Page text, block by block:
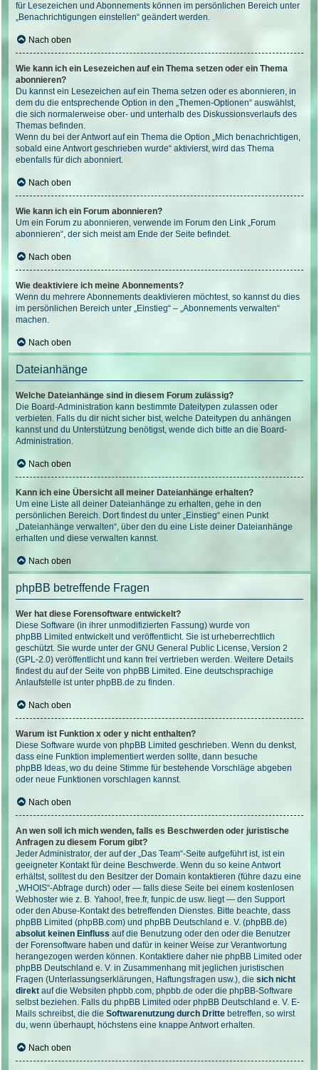
für Lesezeichen und Abonnements können im persönlichen Bereich unter
„Benachrichtigungen einstellen“ geändert werden.
Nach oben
Wie kann ich ein Lesezeichen auf ein Thema setzen oder ein Thema
abonnieren?
Du kannst ein Lesezeichen auf ein Thema setzen oder es abonnieren, in
dem du die entsprechende Option in den „Themen-Optionen“ auswählst,
die sich normalerweise ober- und unterhalb des Diskussionsverlaufs des
Themas befinden.
Wenn du bei der Antwort auf ein Thema die Option „Mich benachrichtigen,
sobald eine Antwort geschrieben wurde“ aktivierst, wird das Thema
ebenfalls für dich abonniert.
Nach oben
Wie kann ich ein Forum abonnieren?
Um ein Forum zu abonnieren, verwende im Forum den Link „Forum
abonnieren“, der sich meist am Ende der Seite befindet.
Nach oben
Wie deaktiviere ich meine Abonnements?
Wenn du mehrere Abonnements deaktivieren möchtest, so kannst du dies
im persönlichen Bereich unter „Einstieg“ – „Abonnements verwalten“
machen.
Nach oben
Dateianhänge
Welche Dateianhänge sind in diesem Forum zulässig?
Die Board-Administration kann bestimmte Dateitypen zulassen oder
verbieten. Falls du dir nicht sicher bist, welche Dateitypen du anhängen
kannst und du Unterstützung benötigst, wende dich bitte an die Board-
Administration.
Nach oben
Kann ich eine Übersicht all meiner Dateianhänge erhalten?
Um eine Liste all deiner Dateianhänge zu erhalten, gehe in den
persönlichen Bereich. Dort findest du unter „Einstieg“ einen Punkt
„Dateianhänge verwalten“, über den du eine Liste deiner Dateianhänge
erhalten und diese verwalten kannst.
Nach oben
phpBB betreffende Fragen
Wer hat diese Forensoftware entwickelt?
Diese Software (in ihrer unmodifizierten Fassung) wurde von
phpBB Limited entwickelt und veröffentlicht. Sie ist urheberrechtlich
geschützt. Sie wurde unter der GNU General Public License, Version 2
(GPL-2.0) veröffentlicht und kann frei vertrieben werden. Weitere Details
findest du auf der Seite von phpBB Limited . Eine deutschsprachige
Anlaufstelle ist unter phpBB.de zu finden.
Nach oben
Warum ist Funktion x oder y nicht enthalten?
Diese Software wurde von phpBB Limited geschrieben. Wenn du denkst,
dass eine Funktion implementiert werden sollte, dann besuche
phpBB Ideas, wo du deine Stimme für bestehende Vorschläge abgeben
oder neue Funktionen vorschlagen kannst.
Nach oben
An wen soll ich mich wenden, falls es Beschwerden oder juristische
Anfragen zu diesem Forum gibt?
Jeder Administrator, der auf der „Das Team“-Seite aufgeführt ist, ist ein
geeigneter Kontakt für deine Beschwerde. Wenn du so keine Antwort
erhältst, solltest du den Besitzer der Domain kontaktieren (führe dazu eine
„WHOIS“-Abfrage durch) oder — falls diese Seite bei einem kostenlosen
Webhoster wie z. B. Yahoo!, free.fr, funpic.de usw. liegt — den Support
oder den Abuse-Kontakt des betreffenden Dienstes. Bitte beachte, dass
phpBB Limited (phpBB.com) und phpBB Deutschland e. V. (phpBB.de)
absolut keinen Einfluss auf die Benutzung oder den oder die Benutzer
der Forensoftware haben und dafür in keiner Weise zur Verantwortung
herangezogen werden können. Kontaktiere daher nie phpBB Limited oder
phpBB Deutschland e. V. in Zusammenhang mit jeglichen juristischen
Fragen (Unterlassungserklärungen, Haftungsfragen usw.), die sich nicht
direkt auf die Websiten phpbb.com, phpbb.de oder die phpBB-Software
selbst beziehen. Falls du phpBB Limited oder phpBB Deutschland e. V. E-
Mails schreibst, die die Softwarenutzung durch Dritte betreffen, so wirst
du, wenn überhaupt, höchstens eine knappe Antwort erhalten.
Nach oben